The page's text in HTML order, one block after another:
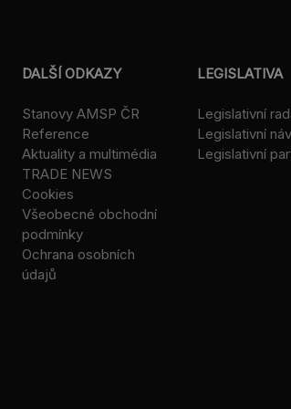
DALŠÍ ODKAZY
Stanovy AMSP ČR
Reference
Aktuality a multimédia
TRADE NEWS
Cookies
Všeobecné obchodní
podmínky
Ochrana osobních
údajů
LEGISLATIVA
Legislativní
Legislativní
Legislativní